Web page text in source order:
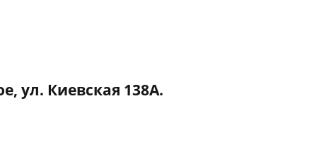
ул. Киевская 138А.